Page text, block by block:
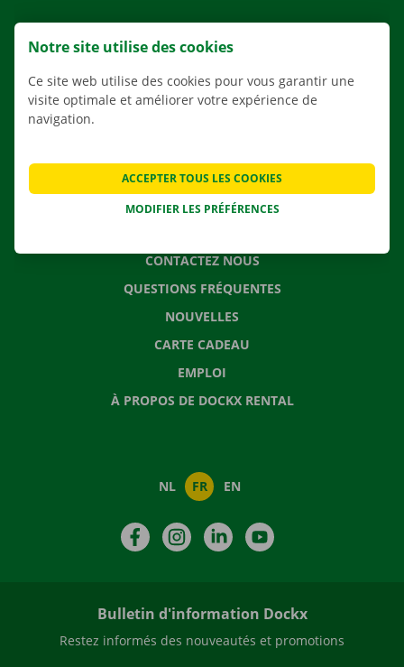
NOS SERVICES
SOLUTIONS DE DÉMÉNAGEMENT
CONTACTEZ NOUS
QUESTIONS FRÉQUENTES
NOUVELLES
CARTE CADEAU
EMPLOI
À PROPOS DE DOCKX RENTAL
NL FR EN
FacebookInstagramLinkedIn
Bulletin d'information Dockx
Restez informés des nouveautés et promotions
Notre site utilise des cookies
Ce site web utilise des cookies pour vous garantir une
visite optimale et améliorer votre expérience de
navigation.
MODIFIER LES PRÉFÉRENCES
ACCEPTER TOUS LES COOKIES